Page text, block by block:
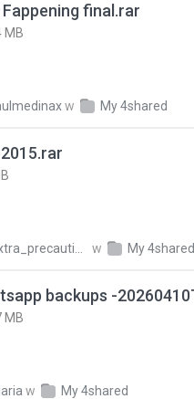
final.rar
MB
w My 4shared
w My 4shared
MB
w My 4shared